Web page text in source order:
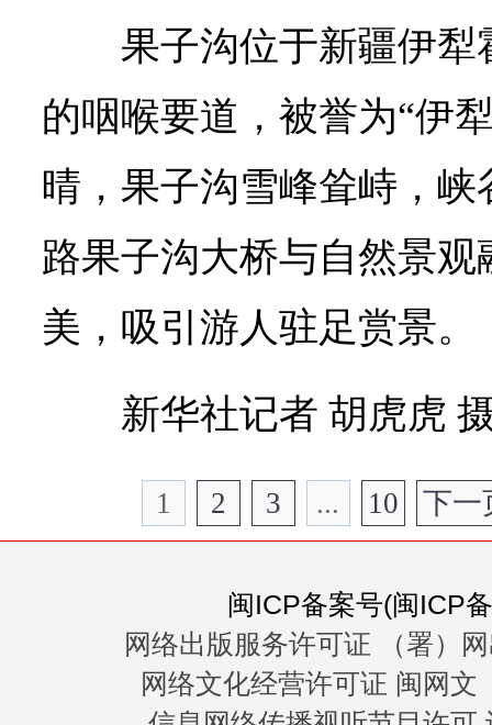
果子沟位于新疆伊
的咽喉要道，被誉为“伊
晴，果子沟雪峰耸峙，
路果子沟大桥与自然景
美，吸引游人驻足赏景。
新华社记者 胡虎虎
1 2 3 ... 10 下一
闽ICP备案号(闽ICP
网络出版服务许可证 （署）
网络文化经营许可证 闽网文